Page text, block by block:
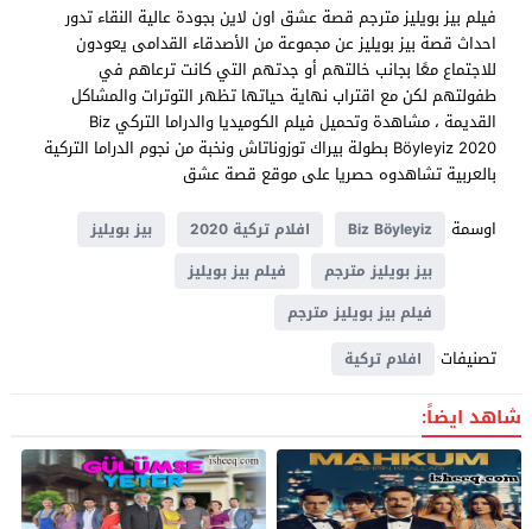
فيلم بيز بويليز مترجم قصة عشق اون لاين بجودة عالية النقاء تدور
احداث قصة بيز بويليز عن مجموعة من الأصدقاء القدامى يعودون
للاجتماع معًا بجانب خالتهم أو جدتهم التي كانت ترعاهم في
طفولتهم لكن مع اقتراب نهاية حياتها تظهر التوترات والمشاكل
القديمة ، مشاهدة وتحميل فيلم الكوميديا والدراما التركي Biz
Böyleyiz 2020 بطولة بيراك توزوناتاش ونخبة من نجوم الدراما التركية
بالعربية تشاهدوه حصريا على موقع قصة عشق
اوسمة
Biz Böyleyiz افلام تركية 2020
بيز بويليز
بيز بويليز مترجم
فيلم بيز بويليز
فيلم بيز بويليز مترجم
تصنيفات افلام تركية
شاهد ايضاً: